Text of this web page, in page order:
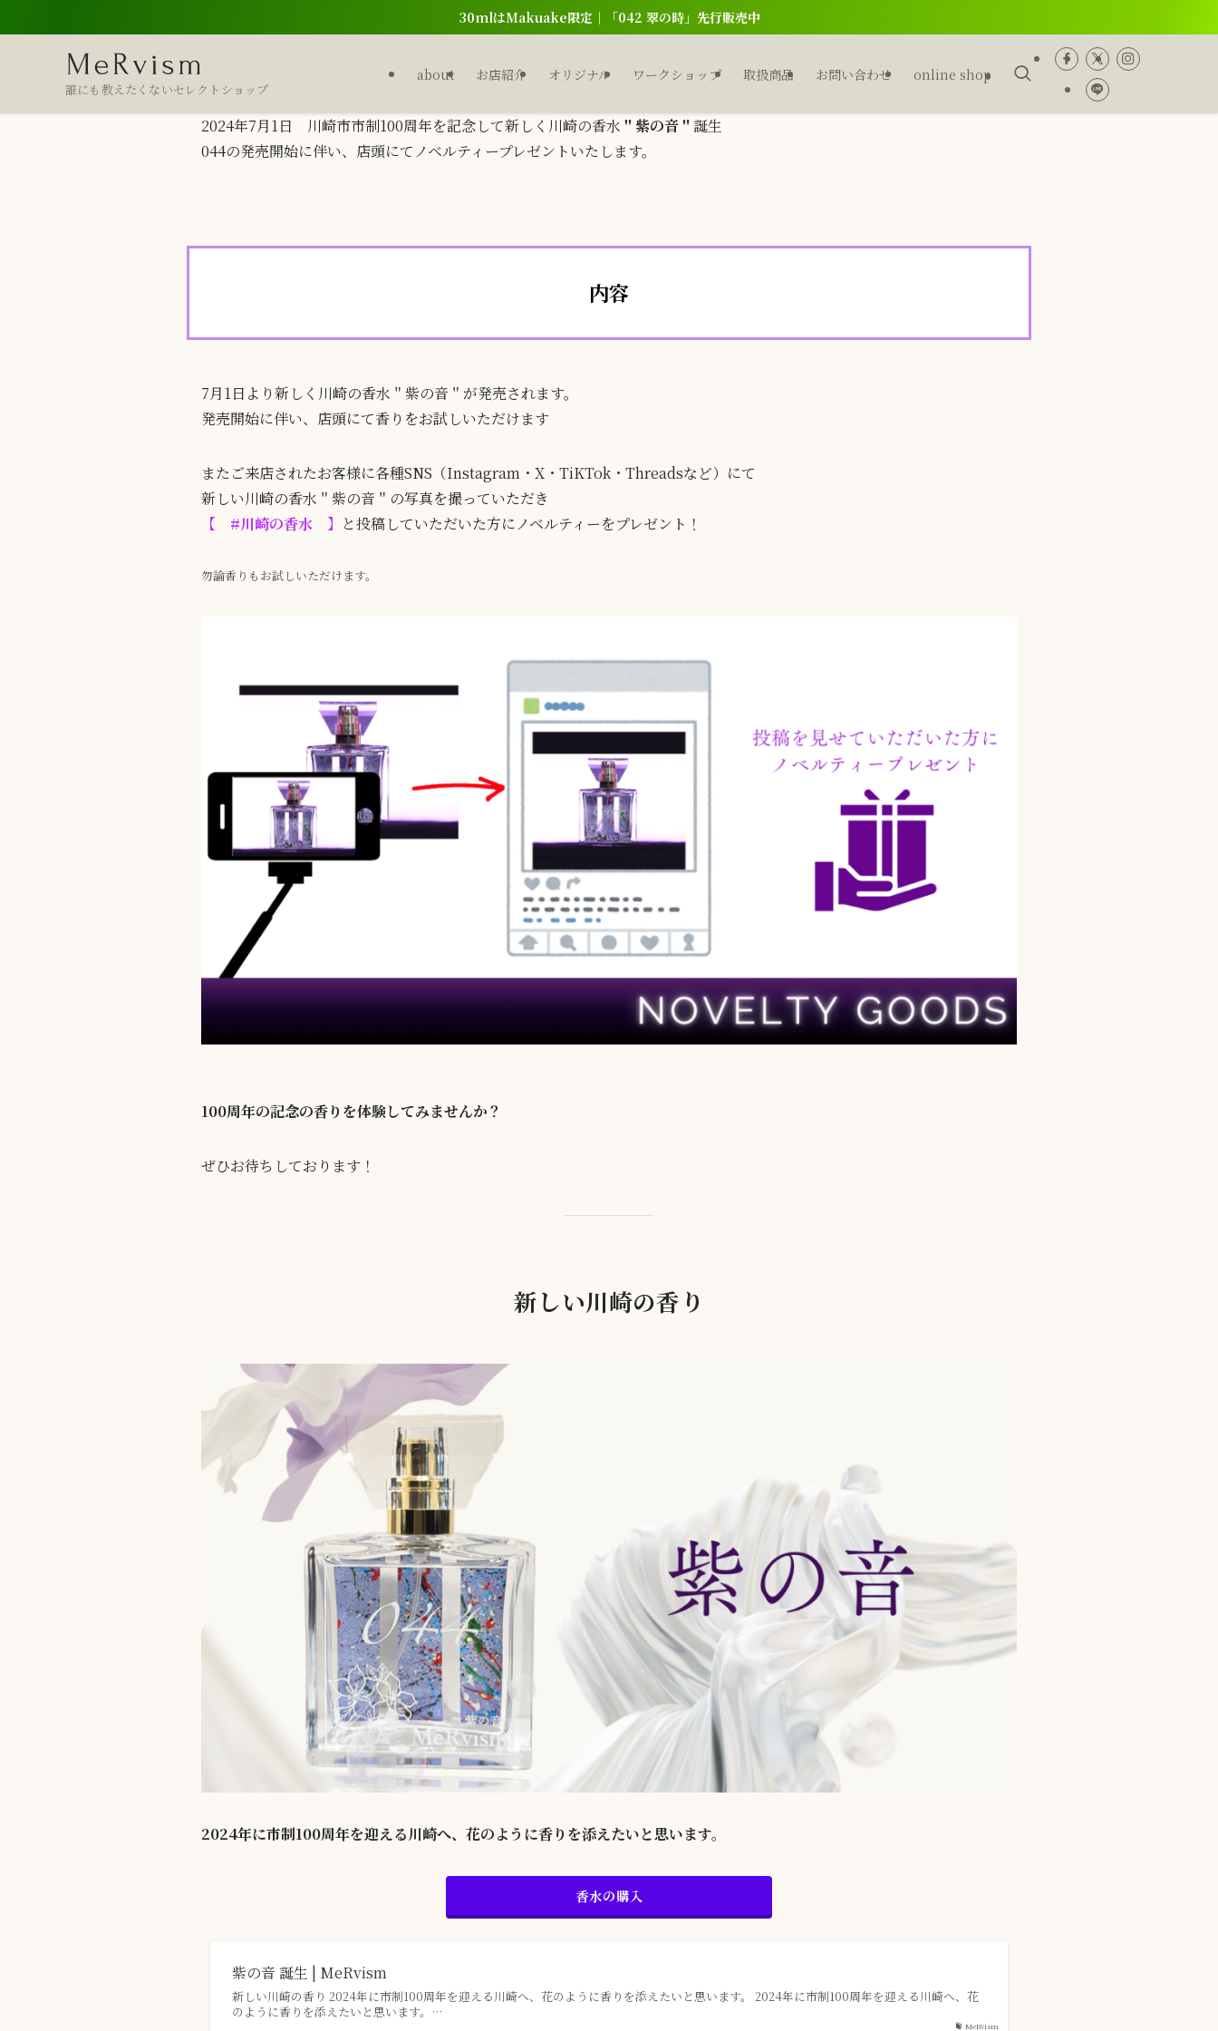
30mlはMakuake限定｜「042 翠の時」先行販売中
誰にも教えたくないセレクトショップ
about お店紹介 オリジナル ワークショップ 取扱商品 お問い合わせ online shop
2024年7月1日 川崎市市制100周年を記念して新しく川崎の香水 ＂紫の音＂ 誕生
044の発売開始に伴い、店頭にてノベルティープレゼントいたします。
内容
7月1日より新しく川崎の香水＂紫の音＂が発売されます。
発売開始に伴い、店頭にて香りをお試しいただけます
またご来店されたお客様に各種SNS（Instagram・X・TiKTok・Threadsなど）にて
新しい川崎の香水＂紫の音＂の写真を撮っていただき
【 #川崎の香水 】 と投稿していただいた方にノベルティーをプレゼント！
勿論香りもお試しいただけます。
100周年の記念の香りを体験してみませんか？
ぜひお待ちしております！
新しい川崎の香り
2024年に市制100周年を迎える川崎へ、花のように香りを添えたいと思います。
香水の購入
MeRvism
紫の音 誕生 | MeRvism
新しい川崎の香り 2024年に市制100周年を迎える川崎へ、花のように香りを添えたいと思います。 2024年に市制100周年を迎える川崎へ、花
のように香りを添えたいと思います。…